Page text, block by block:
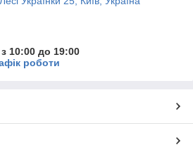
10:00 до 19:00
роботи